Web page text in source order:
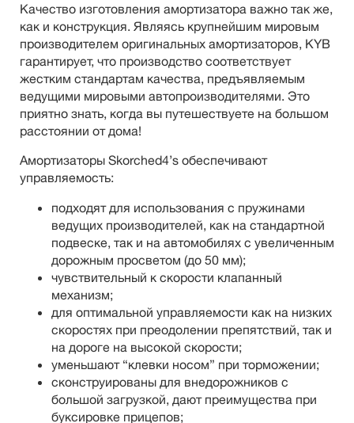
Качество изготовления амортизатора важно так же,
как и конструкция. Являясь крупнейшим мировым
производителем оригинальных амортизаторов, KYB
гарантирует, что производство соответствует
жестким стандартам качества, предъявляемым
ведущими мировыми автопроизводителями. Это
приятно знать, когда вы путешествуете на большом
расстоянии от дома!
Амортизаторы Skorched4’s обеспечивают
управляемость:
подходят для использования с пружинами
ведущих производителей, как на стандартной
подвеске, так и на автомобилях с увеличенным
дорожным просветом (до 50 мм);
чувствительный к скорости клапанный
механизм;
для оптимальной управляемости как на низких
скоростях при преодолении препятствий, так и
на дороге на высокой скорости;
уменьшают “клевки носом” при торможении;
сконструированы для внедорожников с
большой загрузкой, дают преимущества при
буксировке прицепов;